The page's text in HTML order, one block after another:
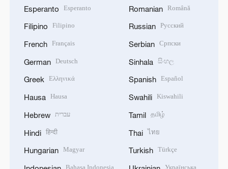
Esperanto Esperanto
Filipino Filipino
French Français
German Deutsch
Greek Ελληνικά
Hausa Hausa
Hebrew עברית
Hindi हिन्दी
Hungarian Magyar
Romanian Română
Russian Русский
Serbian Српски
Sinhala සිංහල
Spanish Español
Swahili Kiswahili
Tamil தமிழ்
Thai ไทย
Turkish Türkçe